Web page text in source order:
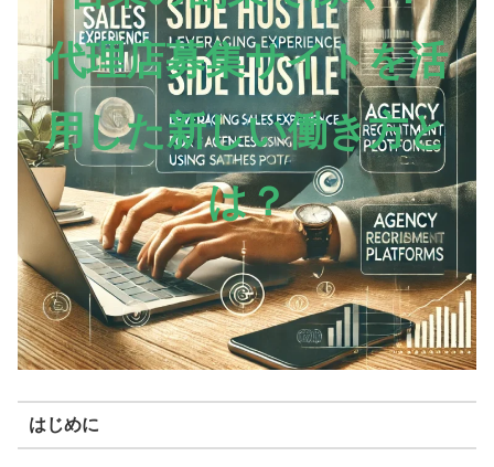
代理店募集サイトを活
用した新しい働き方と
は？
はじめに